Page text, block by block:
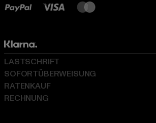
LASTSCHRIFT
SOFORTÜBERWEISUNG
RATENKAUF
RECHNUNG